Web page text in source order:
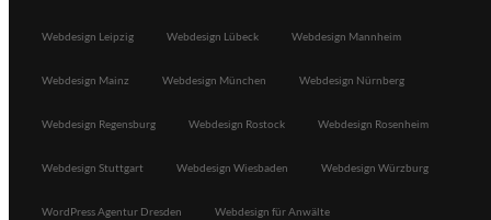
Webdesign Leipzig Webdesign Lübeck Webdesign Mannheim
Webdesign Mainz Webdesign München Webdesign Nürnberg
Webdesign Regensburg Webdesign Rostock Webdesign Rosenheim
Webdesign Stuttgart Webdesign Wiesbaden Webdesign Würzburg
WordPress Agentur Dresden Webdesign für Anwälte